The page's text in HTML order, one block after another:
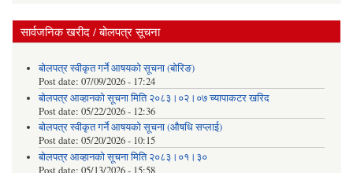
सार्वजनिक खरीद / बोलपत्र सूचना
बोलपत्र स्वीकृत गर्ने आषयको सूचना (बोरिङ)
Post date: 07/09/2026 - 17:24
बोलपत्र आव्हानको सूचना मिति २०८३।०२।०७ च्यापाकटर खरिद
Post date: 05/22/2026 - 12:36
बोलपत्र स्वीकृत गर्ने आषयको सूचना (औषधि सप्लाई)
Post date: 05/20/2026 - 10:15
बोलपत्र आव्हानको सूचना मिति २०८३।०१।३०
Post date: 05/13/2026 - 15:58